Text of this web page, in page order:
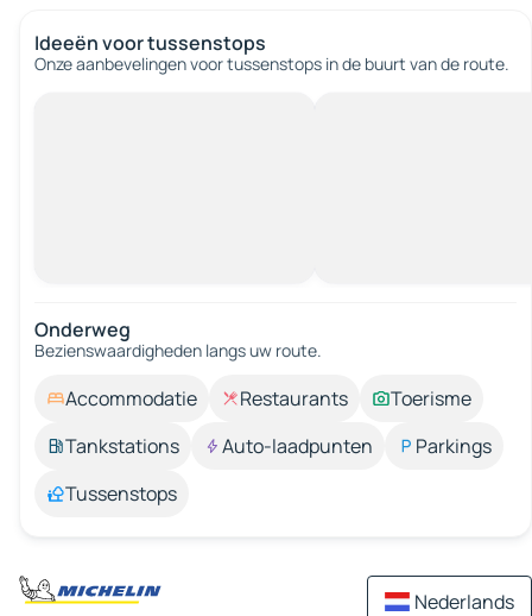
Ideeën voor tussenstops
Onze aanbevelingen voor tussenstops in de buurt van de route.
Onderweg
Bezienswaardigheden langs uw route.
Accommodatie Restaurants
Toerisme
Tankstations
Auto-laadpunten
Parkings
Tussenstops
Nederlands